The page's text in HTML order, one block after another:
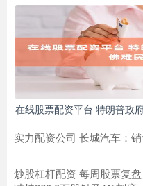
在线股票配资平台 特朗普政
实力配资公司 长城汽车：
炒股杠杆配资 每周股票复